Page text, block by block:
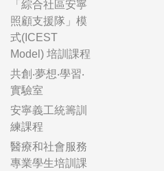
「綜合社區安寧
照顧支援隊」模
式(ICEST
Model) 培訓課程
共創‧夢想‧學習‧
實驗室
安寧義工統籌訓
練課程
醫療和社會服務
專業學生培訓課